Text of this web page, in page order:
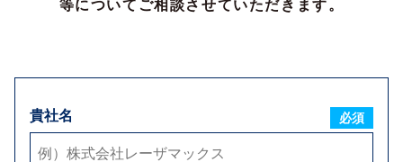
等についてご相談させていただきます。
貴社名 必須